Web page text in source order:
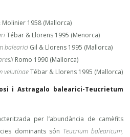
Molinier 1958 (Mallorca)
Tébar & Llorens 1995 (Menorca)
balearici Gil & Llorens 1995 (Mallorca)
Romo 1990 (Mallorca)
velutinaeTébar & Llorens 1995 (Mallorca)
i Astragalo balearici-Teucrietum
per l’abundància de camèfits
dominants són Teucrium balearicum,